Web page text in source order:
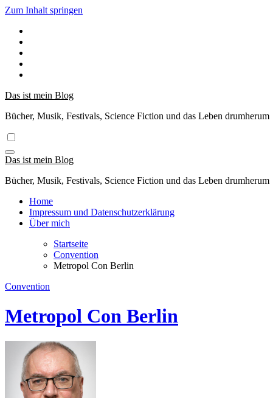
Zum Inhalt springen
Das ist mein Blog
Bücher, Musik, Festivals, Science Fiction und das Leben drumherum
Das ist mein Blog
Bücher, Musik, Festivals, Science Fiction und das Leben drumherum
Home
Impressum und Datenschutzerklärung
Über mich
Startseite
Convention
Metropol Con Berlin
Convention
Metropol Con Berlin